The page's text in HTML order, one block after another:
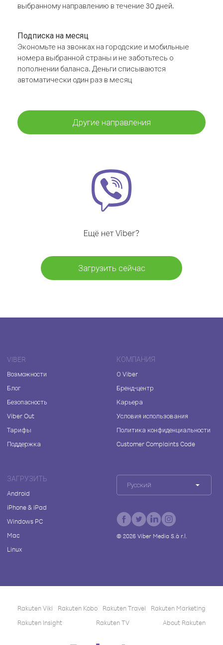
выбранному направлению в течение 30 дней.
Подписка на месяц
Экономьте на звонках на городские и мобильные
номера выбранной страны и не заботьтесь о
пополнении баланса. Деньги списываются
автоматически один раз в месяц
Другие направления
Ещё нет Viber?
Загрузить сейчас
VIBER
Возможности
Блог
Безопасность
Viber Out
Тарифы
Поддержка
КОМПАНИЯ
О Viber
Бренд-центр
Карьера
Условия использования
Политика конфиденциальности
Customer Complaints Code
ЗАГРУЗИТЬ
Android
iPhone & iPad
Windows PC
Mac
Linux
Русский
© 2026Viber Media S.à r.l.
Rakuten Viki Rakuten Kobo Rakuten Travel
Rakuten Marketing
Rakuten Insight
Rakuten TV About Rakuten